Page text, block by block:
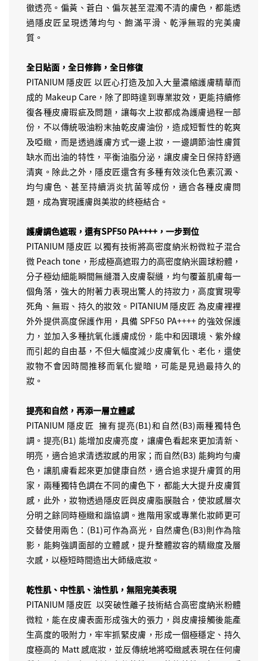
徹透亮。偏黃、蒼白、偏灰甚至混濁不清的膚色，都能透
過隱皮匠呈現透薄均勻、飽滿平滑、乾淨無瑕的完美膚
質。
全日貼面，全日修飾，全日修復
PITANIUM 隱皮匠 以匠心打造及加入大量濃縮護膚精華而
成的 Makeup Care，除了即時達到專業妝效，更能持續修
復各種皮膚瑕疵及問題，讓每次上妝都成為護膚過程一部
份，不以傳統吸油粉末抽乾皮膚油份，造成短暫性的乾爽
及啞緻，而是透過護膚方式一邊上妝，一邊調節油性膚質
缺水而出油的特性，平衡油脂分泌，讓皮膚全日保持舒適
清爽。除此之外，隱皮匠還含有多種有效淡化色素沉澱、
均勻膚色、甚至持續消炎抗菌等成份，適合各種皮膚問
題，成為實現護膚與美妝的終極結合。
護膚調色遮瑕，還有SPF50 PA++++，一步到位
PITANIUM 隱皮匠 以獨有技術將高密度納米粉微粒子混合
微 Peach tone，形成極高遮瑕力的高密度納米圓球粉體，
分子極幼細能瞬間無縫潛入皮膚裂縫，均勻覆蓋肌膚每一
個角落，強大的附著力表現出驚人的持妝力，高度實現零
死角、無瑕、持久的妝效。PITANIUM 隱皮匠 為皮膚裡裡
外外提供高度保護作用，具備 SPF50 PA++++ 的強效保護
力，並加入多種抗氧化護膚成份，能中和因環境、紫外線
而引起的自由基，不但大幅度減少皮膚氧化、老化，還使
妝物不會因時間推移而氧化變暗，可能是見過最持久的
妝。
提亮和自然，再添一層立體感
PITANIUM 隱皮匠 擁有提亮(B1)和自然(B3)兩種獨特色
調。提亮(B1) 能增加皮膚亮度，讓膚色看起來更加清新、
明亮，適合追求清透妝感的用家；而自然(B3) 能夠均勻膚
色，讓肌膚看起來更加健康自然，適合追求提升膚質的用
家，兩種獨特色調在不同的膚色下，都能大大提升皮膚質
感，此外，妝物透過隱皮匠與皮膚脂膜融合，使妝感層次
分明之餘同時極緻和諧協調。進階用家或專業化妝師更可
交替使用兩色：(B1)可作為高光，自然膚色(B3)則作為陰
影，能夠強調面部的立體感，提升整體妝容的精緻度及層
次感，以極短時間造出大師級底妝。
乾性肌、中性肌、油性肌，無阻完美表現
PITANIUM 隱皮匠 以突破性離子技術結合高密度納米粉體
微粒，能在皮膚表面形成強大的張力，與皮膚接觸後能產
生高度的吸附力，牢牢抓緊皮膚，形成一個極穩定、持久
度極高的 Matt 感底妝，並反傳統地將啞緻感表現在任何膚